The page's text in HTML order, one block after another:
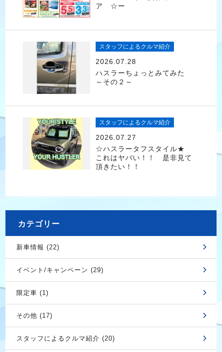
ア ☆ー
スタッフによるクルマ紹介
2026.07.28
ハスラーちょっとみてみた
～その２～
スタッフによるクルマ紹介
2026.07.27
☆ハスラータフスタイル★
これはヤバい！！ 是非見て
頂きたい！！
カテゴリー
新車情報 (22)
イベント/キャンペーン (29)
限定車 (1)
その他 (17)
スタッフによるクルマ紹介 (20)